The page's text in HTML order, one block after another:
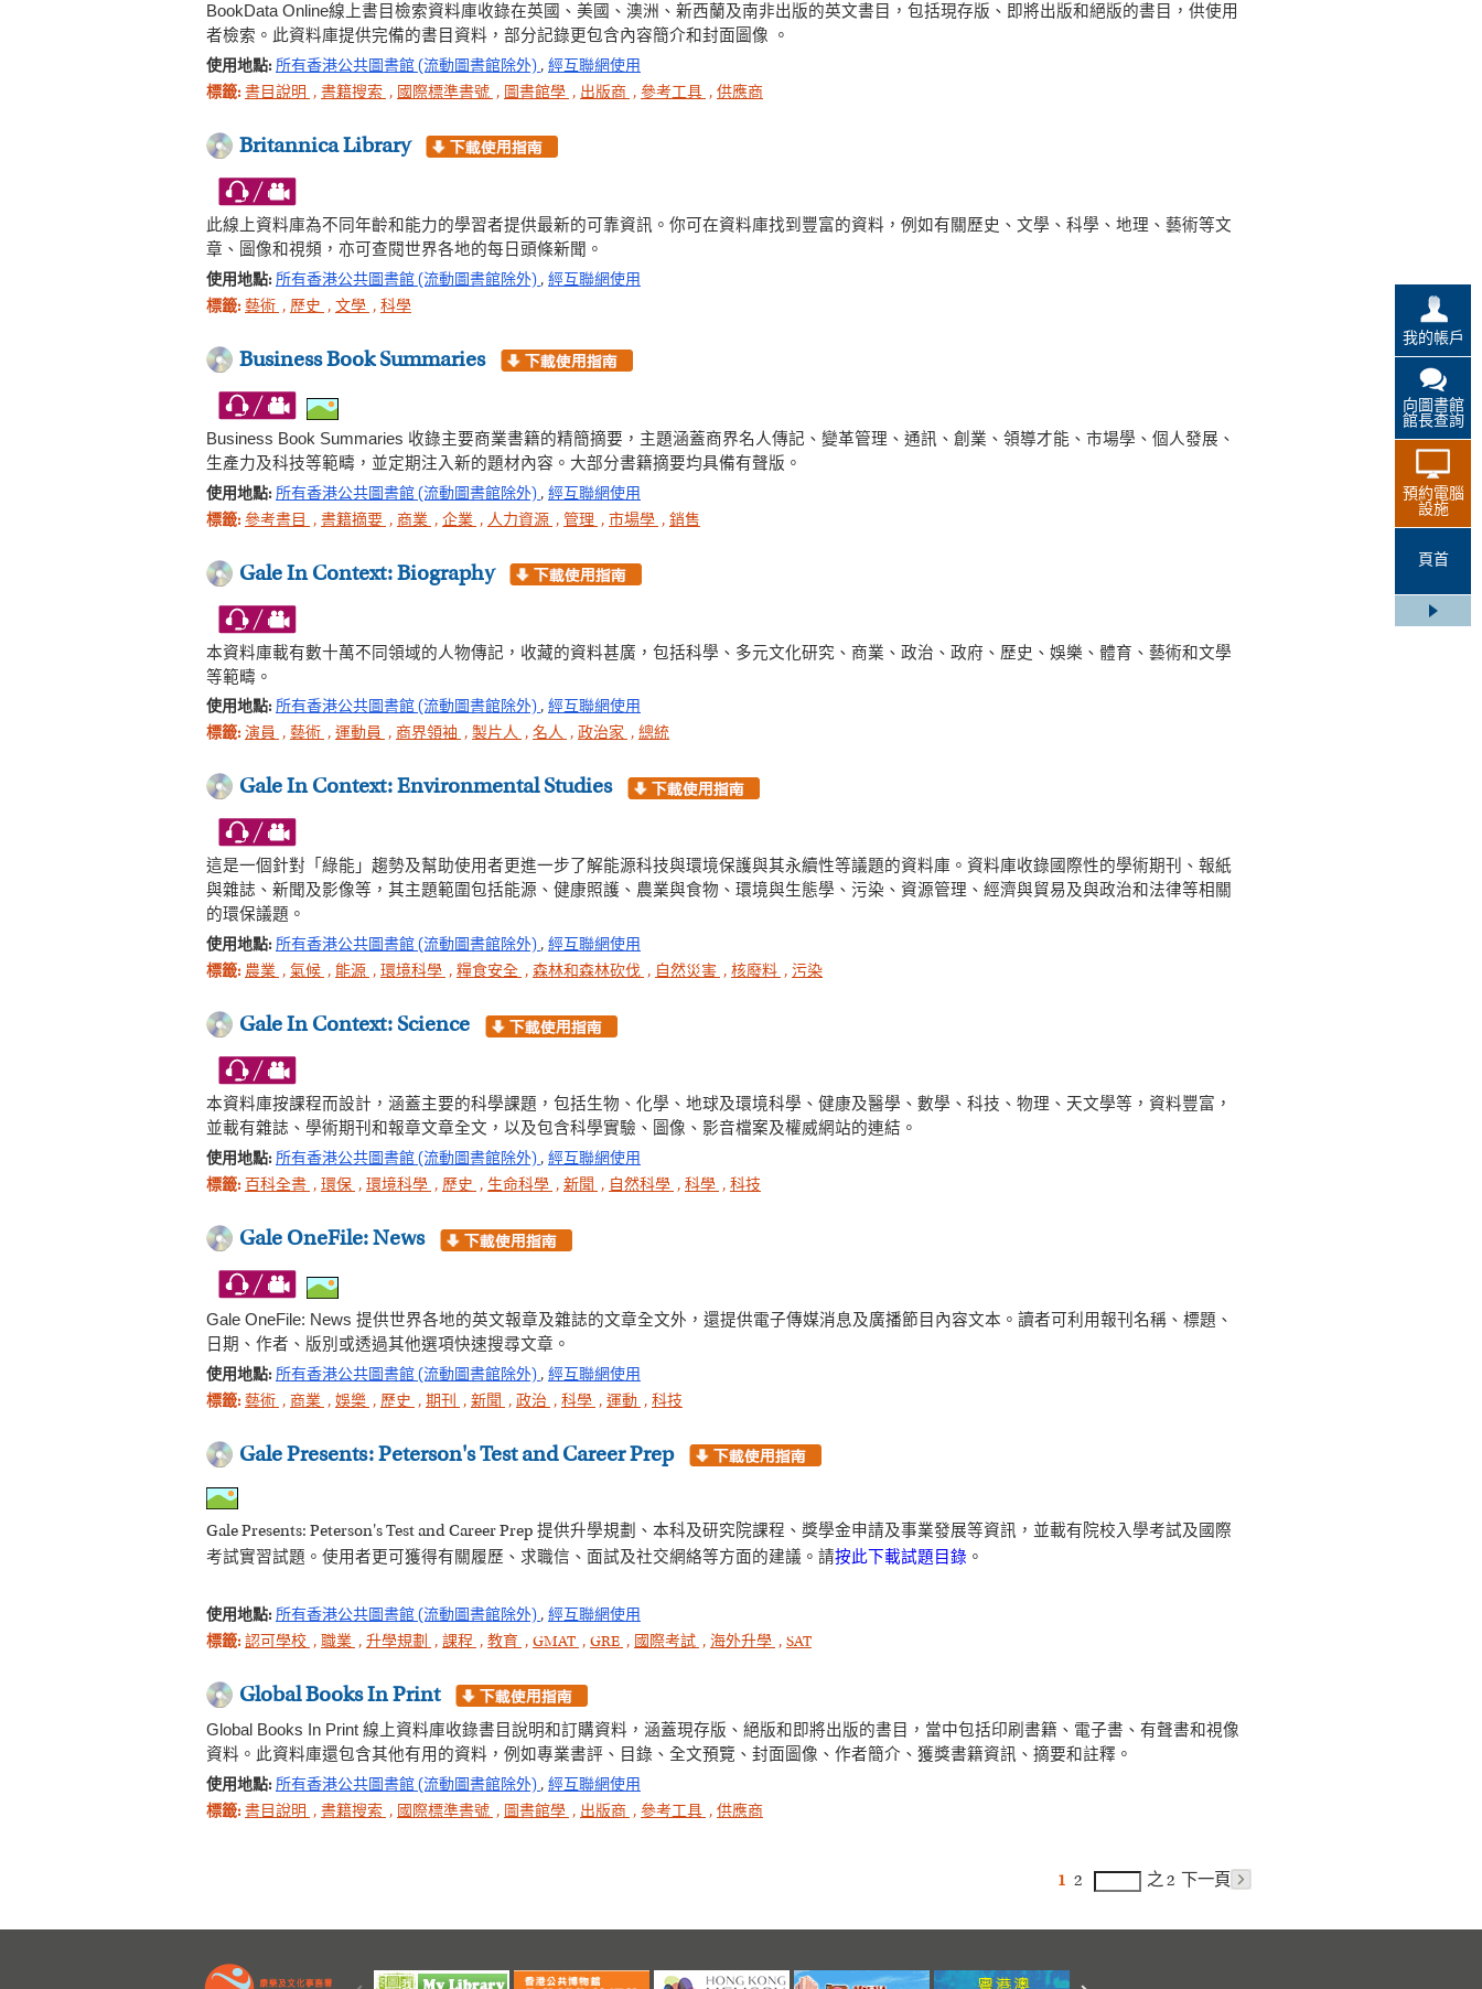
我的帳戶
向圖書館
館長查詢
預約電腦
設施
頁首
BookData Online線上書目檢索資料庫收錄在英國、美國、澳洲、新西蘭及南非出版的英文書目，包括現存版、即將出版和絕版的書目，供使用
者檢索。此資料庫提供完備的書目資料，部分記錄更包含內容簡介和封面圖像 。
使用地點: 所有香港公共圖書館 (流動圖書館除外) , 經互聯網使用
標籤: 書目說明 , 書籍搜索 , 國際標準書號 , 圖書館學 , 出版商 , 參考工具 , 供應商
Britannica Library
此線上資料庫為不同年齡和能力的學習者提供最新的可靠資訊。你可在資料庫找到豐富的資料，例如有關歷史、文學、科學、地理、藝術等文
章、圖像和視頻，亦可查閱世界各地的每日頭條新聞。
使用地點: 所有香港公共圖書館 (流動圖書館除外) , 經互聯網使用
標籤: 藝術 , 歷史 , 文學 , 科學
Business Book Summaries
Business Book Summaries 收錄主要商業書籍的精簡摘要，主題涵蓋商界名人傳記、變革管理、通訊、創業、領導才能、市場學、個人發展、
生產力及科技等範疇，並定期注入新的題材內容。大部分書籍摘要均具備有聲版。
使用地點: 所有香港公共圖書館 (流動圖書館除外) , 經互聯網使用
標籤: 參考書目 , 書籍摘要 , 商業 , 企業 , 人力資源 , 管理 , 市場學 , 銷售
Gale In Context: Biography
本資料庫載有數十萬不同領域的人物傳記，收藏的資料甚廣，包括科學、多元文化研究、商業、政治、政府、歷史、娛樂、體育、藝術和文學
等範疇。
使用地點: 所有香港公共圖書館 (流動圖書館除外) , 經互聯網使用
標籤: 演員 , 藝術 , 運動員 , 商界領袖 , 製片人 , 名人 , 政治家 , 總統
Gale In Context: Environmental Studies
這是一個針對「綠能」趨勢及幫助使用者更進一步了解能源科技與環境保護與其永續性等議題的資料庫。資料庫收錄國際性的學術期刊、報紙
與雜誌、新聞及影像等，其主題範圍包括能源、健康照護、農業與食物、環境與生態學、污染、資源管理、經濟與貿易及與政治和法律等相關
的環保議題。
使用地點: 所有香港公共圖書館 (流動圖書館除外) , 經互聯網使用
標籤: 農業 , 氣候 , 能源 , 環境科學 , 糧食安全 , 森林和森林砍伐 , 自然災害 , 核廢料 , 污染
Gale In Context: Science
本資料庫按課程而設計，涵蓋主要的科學課題，包括生物、化學、地球及環境科學、健康及醫學、數學、科技、物理、天文學等，資料豐富，
並載有雜誌、學術期刊和報章文章全文，以及包含科學實驗、圖像、影音檔案及權威網站的連結。
使用地點: 所有香港公共圖書館 (流動圖書館除外) , 經互聯網使用
標籤: 百科全書 , 環保 , 環境科學 , 歷史 , 生命科學 , 新聞 , 自然科學 , 科學 , 科技
Gale OneFile: News
Gale OneFile: News 提供世界各地的英文報章及雜誌的文章全文外，還提供電子傳媒消息及廣播節目內容文本。讀者可利用報刊名稱、標題、
日期、作者、版別或透過其他選項快速搜尋文章。
使用地點: 所有香港公共圖書館 (流動圖書館除外) , 經互聯網使用
標籤: 藝術 , 商業 , 娛樂 , 歷史 , 期刊 , 新聞 , 政治 , 科學 , 運動 , 科技
Gale Presents: Peterson's Test and Career Prep
Gale Presents: Peterson's Test and Career Prep 提供升學規劃、本科及研究院課程、獎學金申請及事業發展等資訊，並載有院校入學考試及國際
考試實習試題。使用者更可獲得有關履歷、求職信、面試及社交網絡等方面的建議。請按此下載試題目錄 。
使用地點: 所有香港公共圖書館 (流動圖書館除外) , 經互聯網使用
標籤: 認可學校 , 職業 , 升學規劃 , 課程 , 教育 , GMAT , GRE , 國際考試 , 海外升學 , SAT
Global Books In Print
Global Books In Print 線上資料庫收錄書目說明和訂購資料，涵蓋現存版、絕版和即將出版的書目，當中包括印刷書籍、電子書、有聲書和視像
資料。此資料庫還包含其他有用的資料，例如專業書評、目錄、全文預覽、封面圖像、作者簡介、獲獎書籍資訊、摘要和註釋。
使用地點: 所有香港公共圖書館 (流動圖書館除外) , 經互聯網使用
標籤: 書目說明 , 書籍搜索 , 國際標準書號 , 圖書館學 , 出版商 , 參考工具 , 供應商
1 2 之 2 下一頁